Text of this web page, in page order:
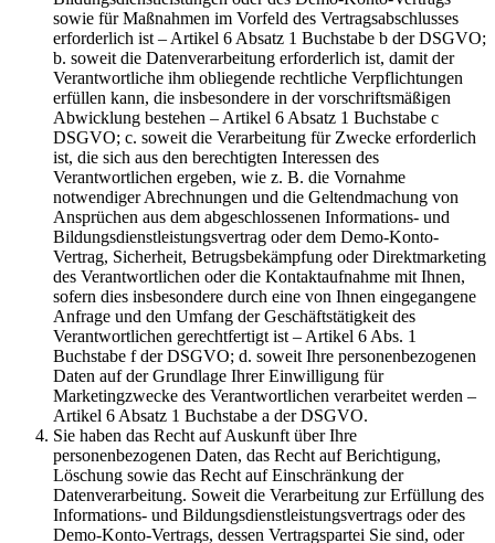
sowie für Maßnahmen im Vorfeld des Vertragsabschlusses
erforderlich ist – Artikel 6 Absatz 1 Buchstabe b der DSGVO;
b. soweit die Datenverarbeitung erforderlich ist, damit der
Verantwortliche ihm obliegende rechtliche Verpflichtungen
erfüllen kann, die insbesondere in der vorschriftsmäßigen
Abwicklung bestehen – Artikel 6 Absatz 1 Buchstabe c
DSGVO; c. soweit die Verarbeitung für Zwecke erforderlich
ist, die sich aus den berechtigten Interessen des
Verantwortlichen ergeben, wie z. B. die Vornahme
notwendiger Abrechnungen und die Geltendmachung von
Ansprüchen aus dem abgeschlossenen Informations- und
Bildungsdienstleistungsvertrag oder dem Demo-Konto-
Vertrag, Sicherheit, Betrugsbekämpfung oder Direktmarketing
des Verantwortlichen oder die Kontaktaufnahme mit Ihnen,
sofern dies insbesondere durch eine von Ihnen eingegangene
Anfrage und den Umfang der Geschäftstätigkeit des
Verantwortlichen gerechtfertigt ist – Artikel 6 Abs. 1
Buchstabe f der DSGVO; d. soweit Ihre personenbezogenen
Daten auf der Grundlage Ihrer Einwilligung für
Marketingzwecke des Verantwortlichen verarbeitet werden –
Artikel 6 Absatz 1 Buchstabe a der DSGVO.
Sie haben das Recht auf Auskunft über Ihre
personenbezogenen Daten, das Recht auf Berichtigung,
Löschung sowie das Recht auf Einschränkung der
Datenverarbeitung. Soweit die Verarbeitung zur Erfüllung des
Informations- und Bildungsdienstleistungsvertrags oder des
Demo-Konto-Vertrags, dessen Vertragspartei Sie sind, oder